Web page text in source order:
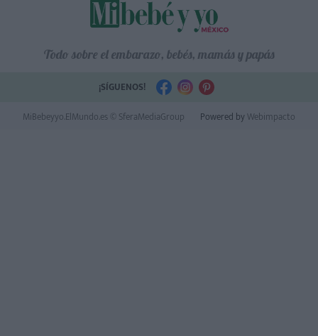
Todo sobre el embarazo, bebés, mamás y papás
¡SÍGUENOS!
MiBebeyyo.ElMundo.es © SferaMediaGroup
Powered byWebimpacto